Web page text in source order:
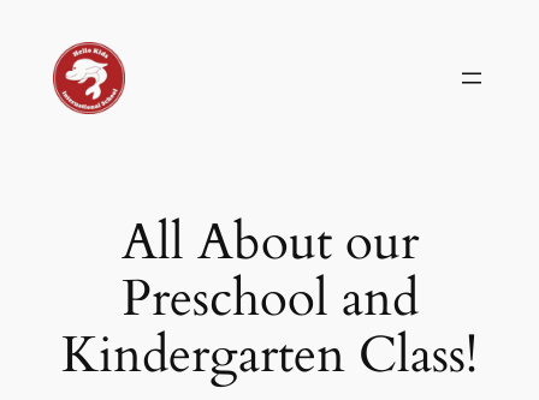
content
All About our
Preschool and
Kindergarten Class!